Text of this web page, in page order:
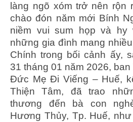
làng ngõ xóm trở nên rộn
chào đón năm mới Bính
niềm vui sum họp và hy
những gia đình mang
Chính trong bối cảnh ấy,
31 tháng 01 năm 2026,
Đức Mẹ Đi Viếng – Huế,
Thiện Tâm, đã trao
thương đến bà con
Hương Thủy, Tp. Huế,